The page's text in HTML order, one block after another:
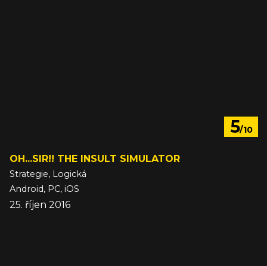
5/10
OH...SIR!! THE INSULT SIMULATOR
Strategie, Logická
Android, PC, iOS
25. říjen 2016